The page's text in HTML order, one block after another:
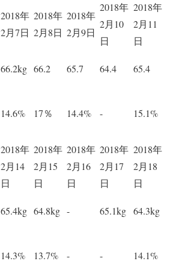
2018年
2月7日
2018年
2月8日
2018年
2月9日
2018年
2月10
日
2018年
2月11
日
66.2kg 66.2 65.7 64.4 65.4
14.6% 17％ 14.4% - 15.1%
2018年
2月14
日
2018年
2月15
日
2018年
2月16
日
2018年
2月17
日
2018年
2月18
日
65.4kg 64.8kg - 65.1kg 64.3kg
14.3% 13.7% - - 14.1%